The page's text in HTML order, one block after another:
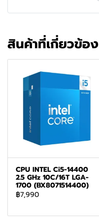
สินค้าที่เกี่ยวข้อง
CPU INTEL Ci5-14400
2.5 GHz 10C/16T LGA-
1700 (BX8071514400)
฿7,990